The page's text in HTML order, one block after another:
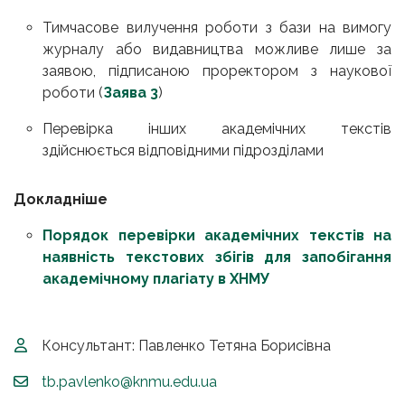
Тимчасове вилучення роботи з бази на вимогу
журналу або видавництва можливе лише за
заявою, підписаною проректором з наукової
роботи (Заява 3)
Перевірка інших академічних текстів
здійснюється відповідними підрозділами
Докладніше
Порядок перевірки академічних текстів на
наявність текстових збігів для запобігання
академічному плагіату в ХНМУ
Консультант: Павленко Тетяна Борисівна
tb.pavlenko@knmu.edu.ua